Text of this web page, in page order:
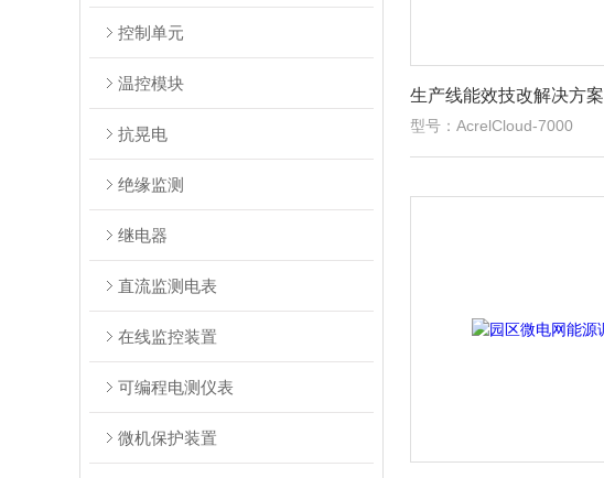
控制单元
温控模块
抗晃电
绝缘监测
继电器
直流监测电表
在线监控装置
可编程电测仪表
微机保护装置
生产线能效技改解决方案
型号：AcrelCloud-7000